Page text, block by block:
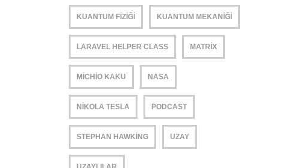
KUANTUM FIZIĞI KUANTUM MEKANIĞI
LARAVEL HELPER CLASS MATRIX
MICHIO KAKU NASA
NIKOLA TESLA PODCAST
STEPHAN HAWKING UZAY